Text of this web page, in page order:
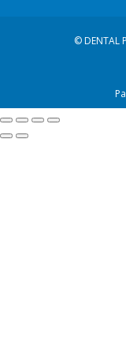
© DENTAL